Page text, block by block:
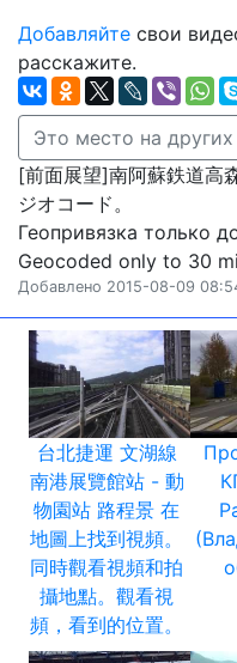
Добавляйте свои
расскажите.
Это место на других
[前面展望]南阿蘇鉄道高
ジオコード。
Геопривязка только
Geocoded only to 30
Добавлено 2015-08-09
台北捷運 文湖線
南港展覽館站 - 動
物園站 路程景 在
地圖上找到視頻。
同時觀看視頻和拍
攝地點。觀看視
頻，看到的位置。